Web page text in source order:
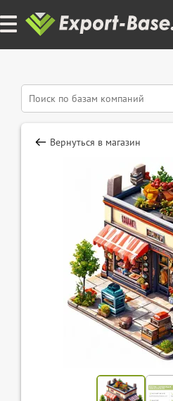
Вернуться в магазин